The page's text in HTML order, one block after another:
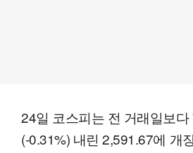
24일 코스피는 전 거래일보다
(-0.31%) 내린 2,591.67에 개